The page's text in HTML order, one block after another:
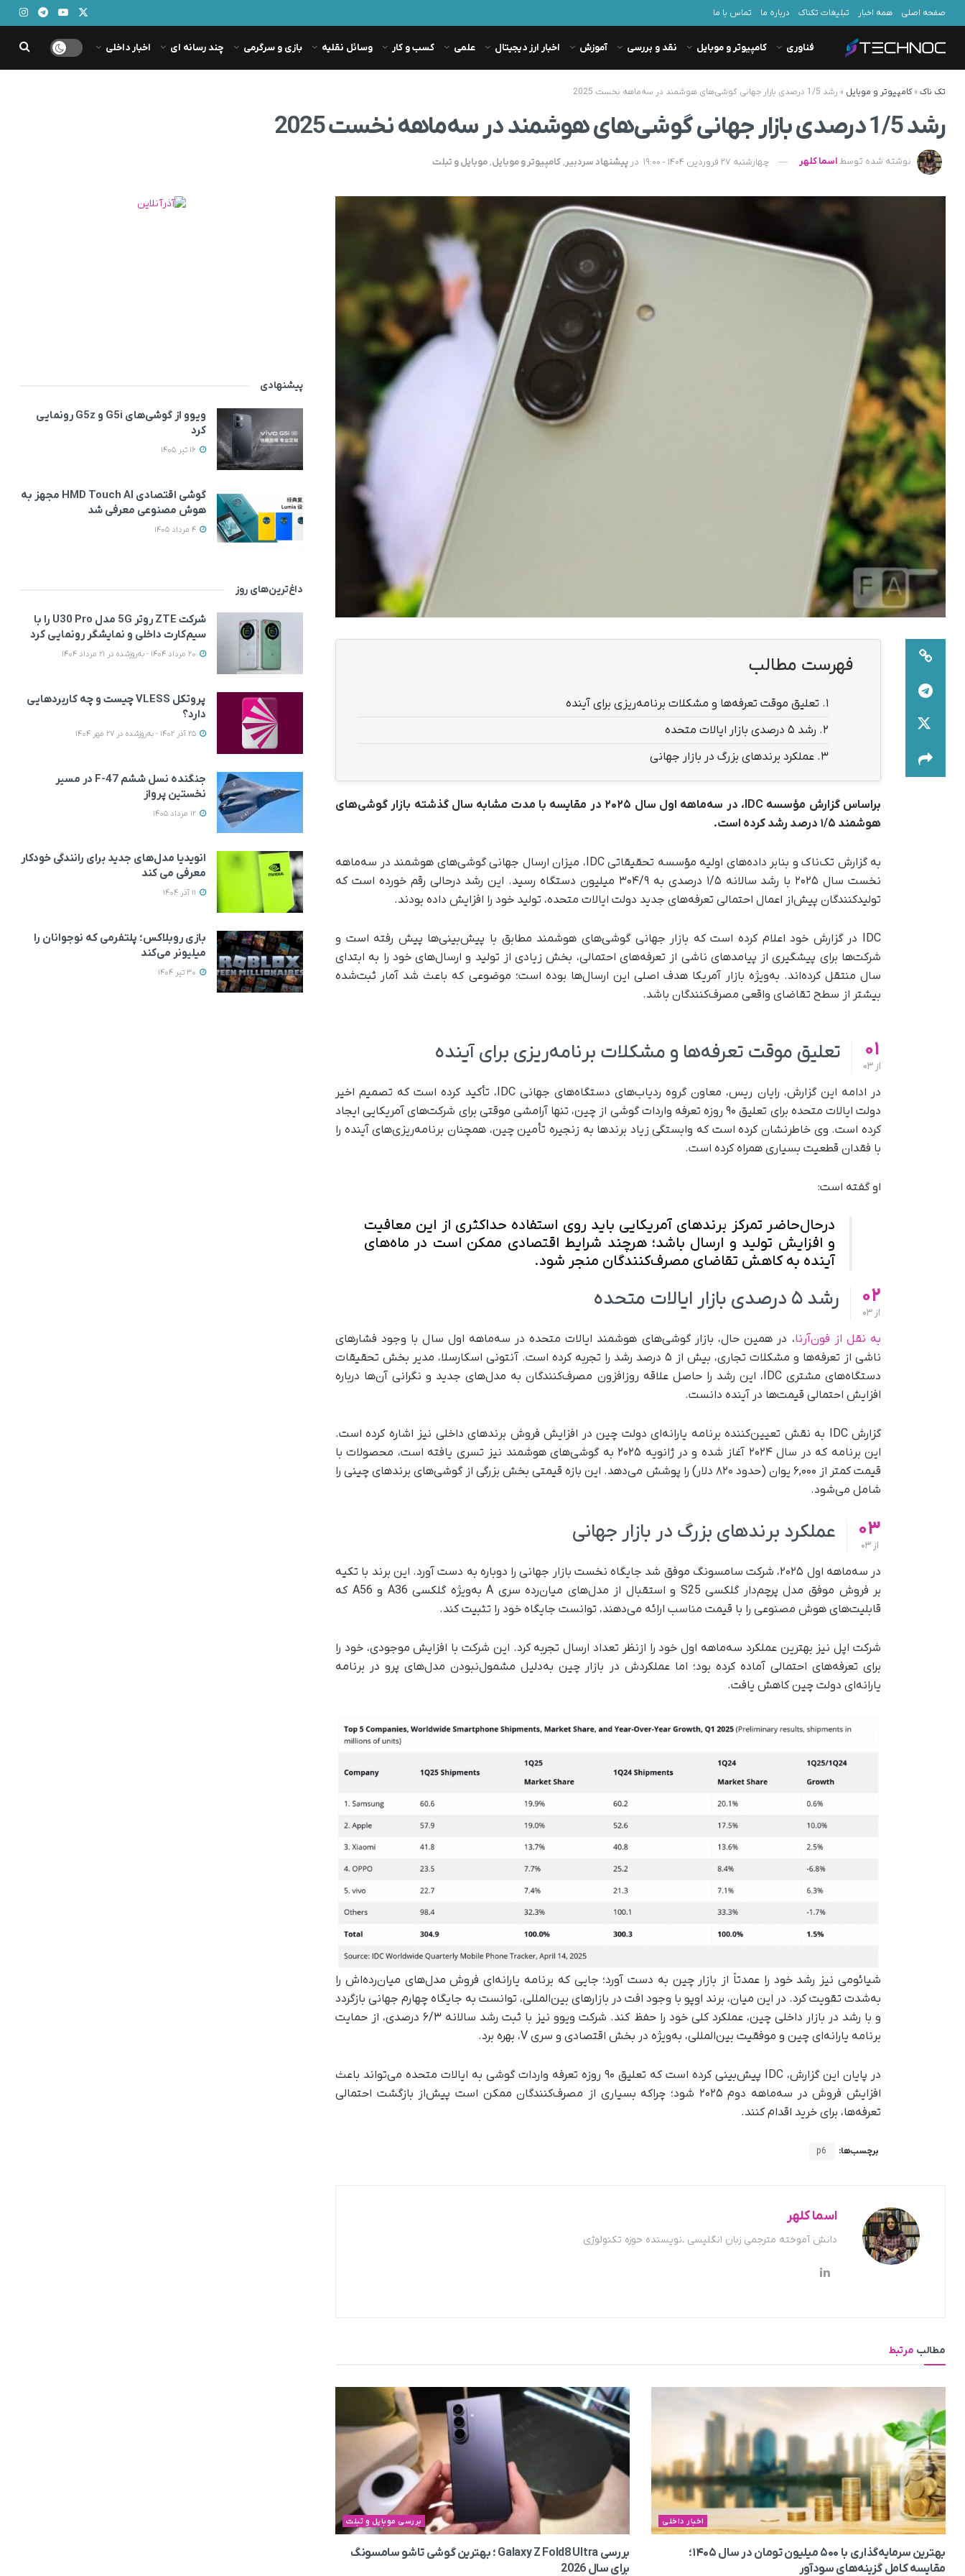
صفحه اصلی همه اخبار تبلیغات تکناک درباره ما تماس با ما
فناوری کامپیوتر و موبایل نقد و بررسی آموزش اخبار ارز دیجیتال علمی کسب و کار وسائل نقلیه بازی و سرگرمی چند رسانه ای اخبار داخلی
تک ناک»کامپیوتر و موبایل » رشد 1/5 درصدی بازار جهانی گوشی‌های هوشمند در سه‌ماهه نخست 2025
رشد 1/5 درصدی بازار جهانی گوشی‌های هوشمند در سه‌ماهه نخست 2025
نوشته شده توسط اسما کلهر چهارشنبه 27 فروردین 1404 - 19:00 در پیشنهاد سردبیر,کامپیوتر و موبایل,موبایل و تبلت
فهرست مطالب
1. تعلیق موقت تعرفه‌ها و مشکلات برنامه‌ریزی برای آینده
2. رشد ۵ درصدی بازار ایالات متحده
3. عملکرد برندهای بزرگ در بازار جهانی
براساس گزارش مؤسسه IDC، در سه‌ماهه اول سال ۲۰۲۵ در مقایسه با مدت مشابه سال گذشته
بازار گوشی‌های
هوشمند ۱/۵ درصد رشد کرده است.
به گزارش تک‌ناک و بنابر داده‌های اولیه مؤسسه تحقیقاتی IDC، میزان ارسال جهانی گوشی‌های هوشمند در سه‌ماهه
نخست سال ۲۰۲۵ با رشد سالانه ۱/۵ درصدی به ۳۰۴/۹ میلیون دستگاه رسید. این رشد در‌حالی رقم خورده است که
تولیدکنندگان پیش‌از اعمال احتمالی تعرفه‌های جدید دولت ایالات متحده، تولید خود را افزایش داده بودند.
IDC در گزارش خود اعلام کرده است که بازار جهانی گوشی‌های هوشمند مطابق با پیش‌بینی‌ها پیش رفته است و
شرکت‌ها برای پیشگیری از پیامدهای ناشی از تعرفه‌های احتمالی، بخش زیادی از تولید و ارسال‌های خود را به ابتدای
سال منتقل کرده‌اند. به‌ویژه بازار آمریکا هدف اصلی این ارسال‌ها بوده است؛ موضوعی که باعث شد آمار ثبت‌شده
بیشتر از سطح تقاضای واقعی مصرف‌کنندگان باشد.
01
از
تعلیق موقت تعرفه‌ها و مشکلات برنامه‌ریزی برای آینده
در ادامه این گزارش، رایان ریس، معاون گروه ردیاب‌های دستگاه‌های جهانی IDC، تأکید کرده است که تصمیم اخیر
دولت ایالات متحده برای تعلیق ۹۰ روزه تعرفه واردات گوشی از چین، تنها آرامشی موقتی برای شرکت‌های آمریکایی ایجاد
کرده است. وی خاطرنشان کرده است که وابستگی زیاد برندها به زنجیره تأمین چین، همچنان برنامه‌ریزی‌های آینده را
با فقدان قطعیت بسیاری همراه کرده است.
او گفته است:
در‌حال‌حاضر تمرکز برندهای آمریکایی باید روی استفاده حداکثری از این معافیت
و افزایش تولید و ارسال باشد؛ هرچند شرایط اقتصادی ممکن است در ماه‌های
آینده به کاهش تقاضای مصرف‌کنندگان منجر شود.
02
از
رشد ۵ درصدی بازار ایالات متحده
به نقل از فون‌آرنا، در همین حال، بازار گوشی‌های هوشمند ایالات متحده در سه‌ماهه اول سال با وجود فشارهای
ناشی از تعرفه‌ها و مشکلات تجاری، بیش از ۵ درصد رشد را تجربه کرده است. آنتونی اسکارسلا، مدیر بخش تحقیقات
دستگاه‌های مشتری IDC، این رشد را حاصل علاقه روزافزون مصرف‌کنندگان به مدل‌های جدید و نگرانی آن‌ها درباره
افزایش احتمالی قیمت‌ها در آینده دانست.
گزارش IDC به نقش تعیین‌کننده برنامه یارانه‌ای دولت چین در افزایش فروش برندهای داخلی نیز اشاره کرده است.
این برنامه که در سال ۲۰۲۴ آغاز شده و در ژانویه ۲۰۲۵ به گوشی‌های هوشمند نیز تسری یافته است، محصولات با
قیمت کمتر از ۶,۰۰۰ یوان (حدود ۸۲۰ دلار) را پوشش می‌دهد. این بازه قیمتی‌ بخش بزرگی از گوشی‌های برندهای چینی را
شامل می‌شود.
03
از 03
عملکرد برندهای بزرگ در بازار جهانی
در سه‌ماهه اول ۲۰۲۵، شرکت سامسونگ موفق شد جایگاه نخست بازار جهانی را دوباره به‌ دست آورد. این برند با تکیه
بر فروش موفق مدل پرچم‌دار گلکسی S25 و استقبال از مدل‌های میان‌رده سری A به‌ویژه گلکسی A36 و A56 که
قابلیت‌های هوش مصنوعی را با قیمت مناسب ارائه می‌دهند، توانست جایگاه خود را تثبیت کند.
شرکت اپل نیز بهترین عملکرد سه‌ماهه اول خود را ازنظر تعداد ارسال تجربه کرد. این شرکت با افزایش موجودی، خود را
برای تعرفه‌های احتمالی آماده کرده بود؛ اما عملکردش در بازار چین به‌دلیل مشمول‌نبودن مدل‌های پرو در برنامه
یارانه‌ای دولت چین کاهش یافت.
شیائومی نیز رشد خود را عمدتاً از بازار چین به‌ دست آورد؛ جایی که برنامه یارانه‌ای فروش مدل‌های میان‌رده‌اش را
به‌شدت تقویت کرد. در این میان، برند اوپو با وجود افت در بازارهای بین‌المللی، توانست به جایگاه چهارم جهانی بازگردد
و با رشد در بازار داخلی چین، عملکرد کلی خود را حفظ کند. شرکت ویوو نیز با ثبت رشد سالانه ۶/۳ درصدی، از حمایت
برنامه یارانه‌ای چین و موفقیت بین‌المللی، به‌ویژه در بخش اقتصادی و سری V، بهره برد.
در پایان این گزارش، IDC پیش‌بینی کرده است که تعلیق ۹۰ روزه تعرفه واردات گوشی به ایالات متحده می‌تواند باعث
افزایش فروش در سه‌ماهه دوم ۲۰۲۵ شود؛ چراکه بسیاری از مصرف‌کنندگان ممکن است پیش‌از بازگشت احتمالی
تعرفه‌ها، برای خرید اقدام کنند.
برچسب‌ها: p6
اسما کلهر
دانش آموخته مترجمی زبان انگلیسی ،نویسنده حوزه تکنولوژی
مطالب مرتبط
اخبار داخلی
بهترین سرمایه‌گذاری با ۵۰۰ میلیون تومان در سال ۱۴۰۵؛
مقایسه کامل گزینه‌های سودآور
بررسی موبایل و تبلت
بررسی Galaxy Z Fold8 Ultra ؛ بهترین گوشی تاشو سامسونگ
برای سال 2026
پیشنهادی
ویوو از گوشی‌های G5i و G5z رونمایی
کرد
گوشی اقتصادی HMD Touch AI مجهز به
هوش مصنوعی معرفی شد
داغ‌ترین‌های روز
شرکت ZTE روتر 5G مدل U30 Pro را با
سیم‌کارت داخلی و نمایشگر رونمایی کرد
پروتکل VLESS چیست و چه کاربردهایی
دارد؟
جنگنده نسل ششم F-47 در مسیر
نخستین پرواز
انویدیا مدل‌های جدید برای رانندگی خودکار
معرفی می کند
بازی روبلاکس؛ پلتفرمی که نوجوانان را
میلیونر می‌کند